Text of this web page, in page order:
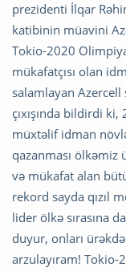
prezidenti İlqar
katibinin müavini
Tokio-2020
mükafatçısı olan
salamlayan
çıxışında bildirdi ki,
müxtəlif idman
qazanması ölkəmiz
və mükafat alan
rekord sayda qızıl
lider ölkə sırasına
duyur, onları
arzulayıram!